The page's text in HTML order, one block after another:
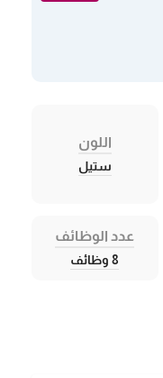
اللون
ستيل
عدد الوظائف
8 وظائف